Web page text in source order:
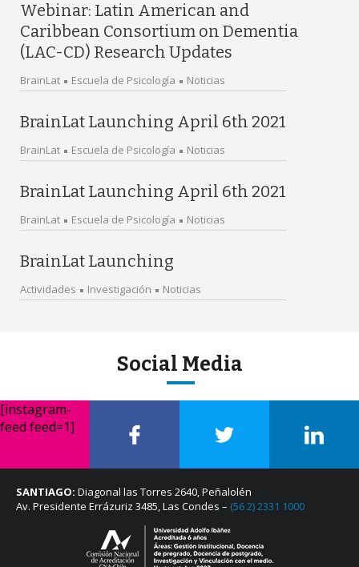
Webinar: Latin American and
Caribbean Consortium on Dementia
(LAC-CD) Research Updates
BrainLat Escuela de Psicología Noticias
BrainLat Launching April 6th 2021
BrainLat Escuela de Psicología Noticias
BrainLat Launching April 6th 2021
BrainLat Escuela de Psicología Noticias
BrainLat Launching
Actividades Investigación Noticias
Social Media
[instagram-
feed feed=1]
SANTIAGO: Diagonal las Torres 2640, Peñalolén
Av. Presidente Errázuriz 3485, Las Condes – (56 2) 2331 1000